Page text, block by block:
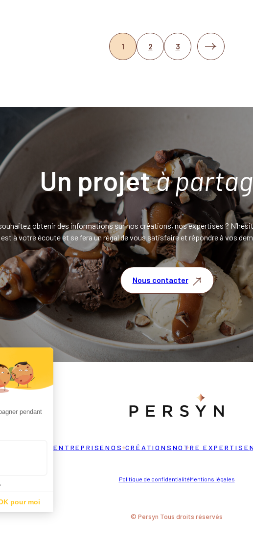
1 2 3
Un projetà
obtenir des informations sur nos créations, nos expertises ?
à votre écoute et se fera un régal de vous satisfaire et répondre à vos
Nous contacter
NOTRE ENTREPRISENOS CRÉATIONS NOTRE EXPERTISE
Politique de confidentialitéMentions légales
© Persyn Tous droits réservés
pendant
pour moi
vos Options